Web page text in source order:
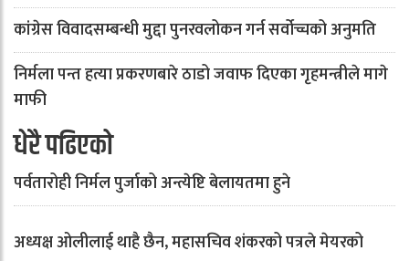
कांग्रेस विवादसम्बन्धी मुद्दा पुनरवलोकन गर्न सर्वोच्चको अनुमति
निर्मला पन्त हत्या प्रकरणबारे ठाडो जवाफ दिएका गृहमन्त्रीले मागे
माफी
धेरै पढिएको
पर्वतारोही निर्मल पुर्जाको अन्त्येष्टि बेलायतमा हुने
अध्यक्ष ओलीलाई थाहै छैन, महासचिव शंकरको पत्रले मेयरको